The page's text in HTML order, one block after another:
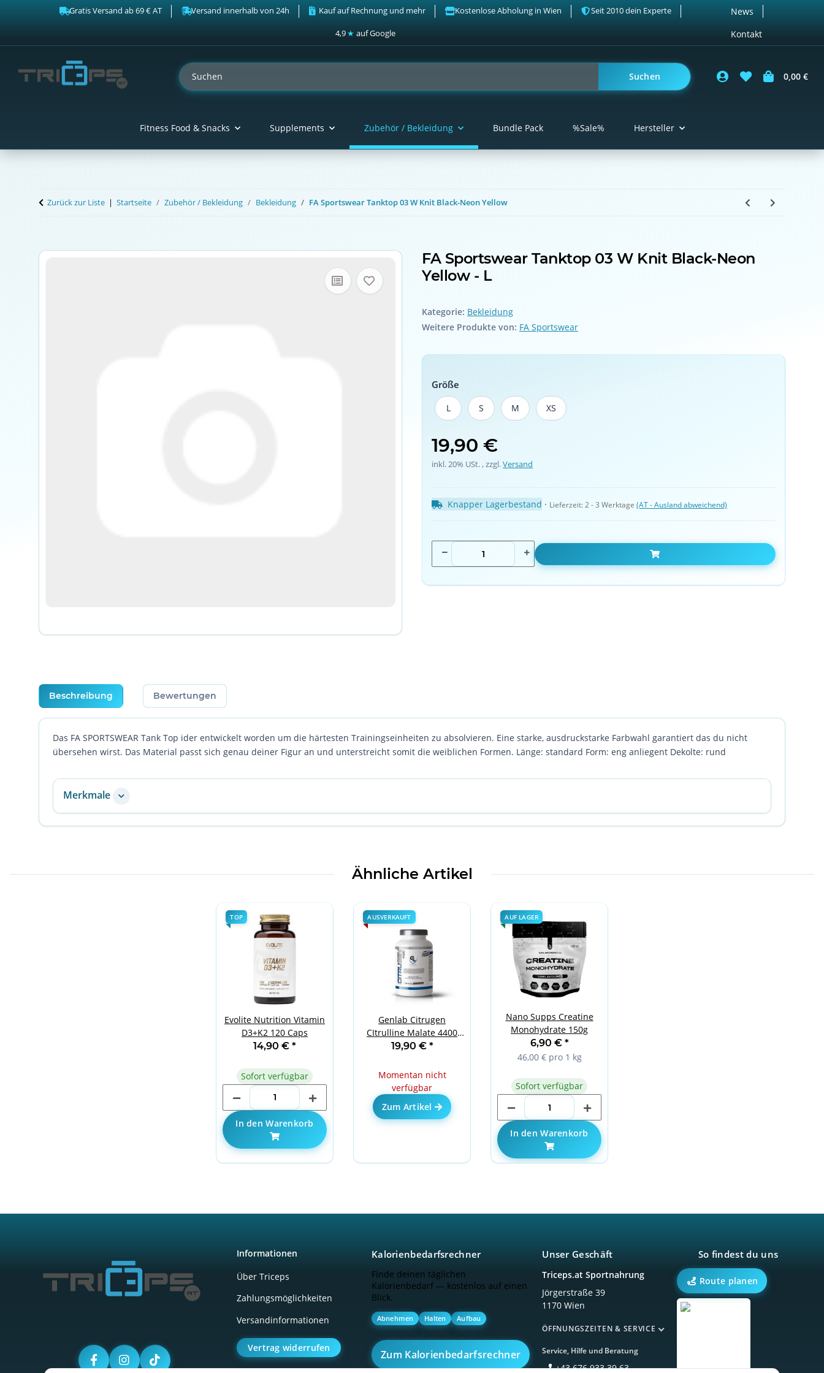
News
Kontakt
Gratis Versand ab 69 € AT Versand innerhalb von 24h Kauf auf Rechnung und mehr Kostenlose Abholung in Wien Seit 2010 dein Experte
4,9★ auf Google
Suchen 0,00 €
Fitness Food & Snacks Supplements Zubehör / Bekleidung Bundle Pack %Sale% Hersteller
Zurück zur Liste Startseite Zubehör / Bekleidung Bekleidung FA Sportswear Tanktop 03 W Knit Black-Neon Yellow
FA Sportswear Tanktop 03 W Knit Black-Neon
Yellow - L
Kategorie: Bekleidung
Weitere Produkte von: FA Sportswear
Größe
L
L S
S M
M XS
XS
19,90 €
inkl. 20% USt. , zzgl.Versand
Knapper Lagerbestand · Lieferzeit:2 - 3 Werktage(AT - Ausland abweichend)
In den Warenkorb
weitere Registerkarten anzeigen
Beschreibung Bewertungen
Das FA SPORTSWEAR Tank Top ider entwickelt worden um die härtesten Trainingseinheiten zu absolvieren. Eine starke, ausdruckstarke Farbwahl garantiert das du nicht
übersehen wirst. Das Material passt sich genau deiner Figur an und unterstreicht somit die weiblichen Formen. Länge: standard Form: eng anliegent Dekolte: rund
Merkmale
Ähnliche Artikel
TOP
Evolite Nutrition Vitamin
D3+K2 120 Caps
14,90 € *
Sofort verfügbar
In den Warenkorb
AUSVERKAUFT
Genlab Citrugen
CItrulline Malate 4400
120 vege caps
19,90 € *
Momentan nicht
verfügbar
Zum Artikel
AUF LAGER
Nano Supps Creatine
Monohydrate 150g
6,90 € *
46,00 € pro 1 kg
Sofort verfügbar
In den Warenkorb
Informationen
Über Triceps
Zahlungsmöglichkeiten
Versandinformationen
Vertrag widerrufen
Kalorienbedarfsrechner
Finde deinen täglichen
Kalorienbedarf — kostenlos auf einen
Blick.
Abnehmen Halten Aufbau
Zum Kalorienbedarfsrechner
Unser Geschäft
Triceps.at Sportnahrung
Jörgerstraße 39
1170 Wien
ÖFFNUNGSZEITEN & SERVICE
Service, Hilfe und Beratung
+43 676 933 39 63
So findest du uns
Route planen